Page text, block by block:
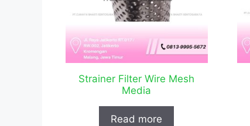
Strainer Filter Wire Mesh
Media
Read more